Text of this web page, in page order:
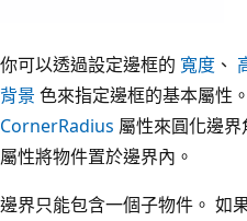
你可以透過設定邊框的 寬度 、
背景 色來指定邊框的基本屬性
CornerRadius 屬性來圓化邊
屬性將物件置於邊界內。
邊界只能包含一個子物件。 如